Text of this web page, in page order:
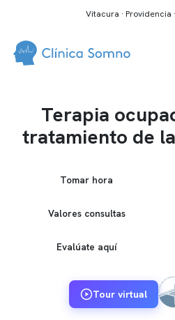
Vitacura · Providencia
Terapia
tratamiento de
Tomar hora
Valores consultas
Evalúate aquí
Tour virtual